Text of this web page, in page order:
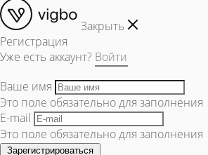
Закрыть
Регистрация
Уже есть аккаунт? Войти
Ваше имя
Это поле обязательно для заполнения
E-mail
Это поле обязательно для заполнения
Зарегистрироваться